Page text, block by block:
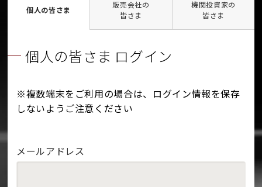
個人の皆さま
販売会社の
皆さま
機関投資家の
皆さま
個人の皆さま ログイン
※複数端末をご利用の場合は、ログイン情報を保存
しないようご注意ください
メールアドレス